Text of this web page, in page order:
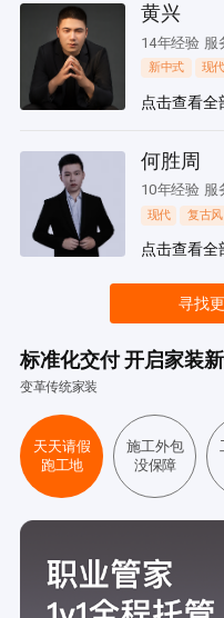
黄兴
14年经验 服
新中式 现代
点击查看全
何胜周
10年经验 服
现代 复古风
点击查看全
寻找
标准化交付 开启家装
变革传统家装
天天请假
跑工地
施工外包
没保障